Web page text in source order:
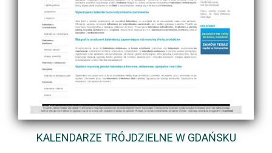
KALENDARZE TRÓJDZIELNE W GDAŃSKU